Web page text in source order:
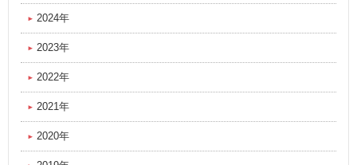
2024年
2023年
2022年
2021年
2020年